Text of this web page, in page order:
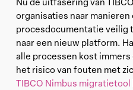
organisaties naar manieren
procesdocumentatie veilig
naar een nieuw platform.
alle processen kost
het risico van fouten met
TIBCO Nimbus migratietool